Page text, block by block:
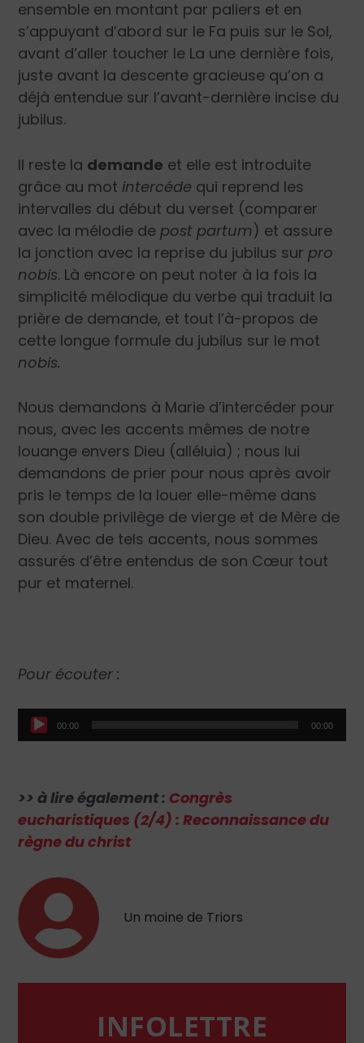
ensemble en montant par paliers et en
s’appuyant d’abord sur le Fa puis sur le Sol,
avant d’aller toucher le La une dernière fois,
juste avant la descente gracieuse qu’on a
déjà entendue sur l’avant-dernière incise du
jubilus.
Il reste la demande et elle est introduite
grâce au mot intercéde qui reprend les
intervalles du début du verset (comparer
avec la mélodie de post partum) et assure
la jonction avec la reprise du jubilus sur pro
nobis. Là encore on peut noter à la fois la
simplicité mélodique du verbe qui traduit la
prière de demande, et tout l’à-propos de
cette longue formule du jubilus sur le mot
nobis.
Nous demandons à Marie d’intercéder pour
nous, avec les accents mêmes de notre
louange envers Dieu (alléluia) ; nous lui
demandons de prier pour nous après avoir
pris le temps de la louer elle-même dans
son double privilège de vierge et de Mère de
Dieu. Avec de tels accents, nous sommes
assurés d’être entendus de son Cœur tout
pur et maternel.
Pour écouter :
Lecteur
audio
00:00 00:00
>> à lire également : Congrès
eucharistiques (2/4) : Reconnaissance du
règne du christ
Un moine de Triors
INFOLETTRE